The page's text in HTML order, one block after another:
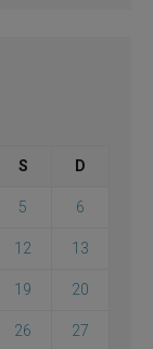
S D
5 6
12 13
19 20
26 27